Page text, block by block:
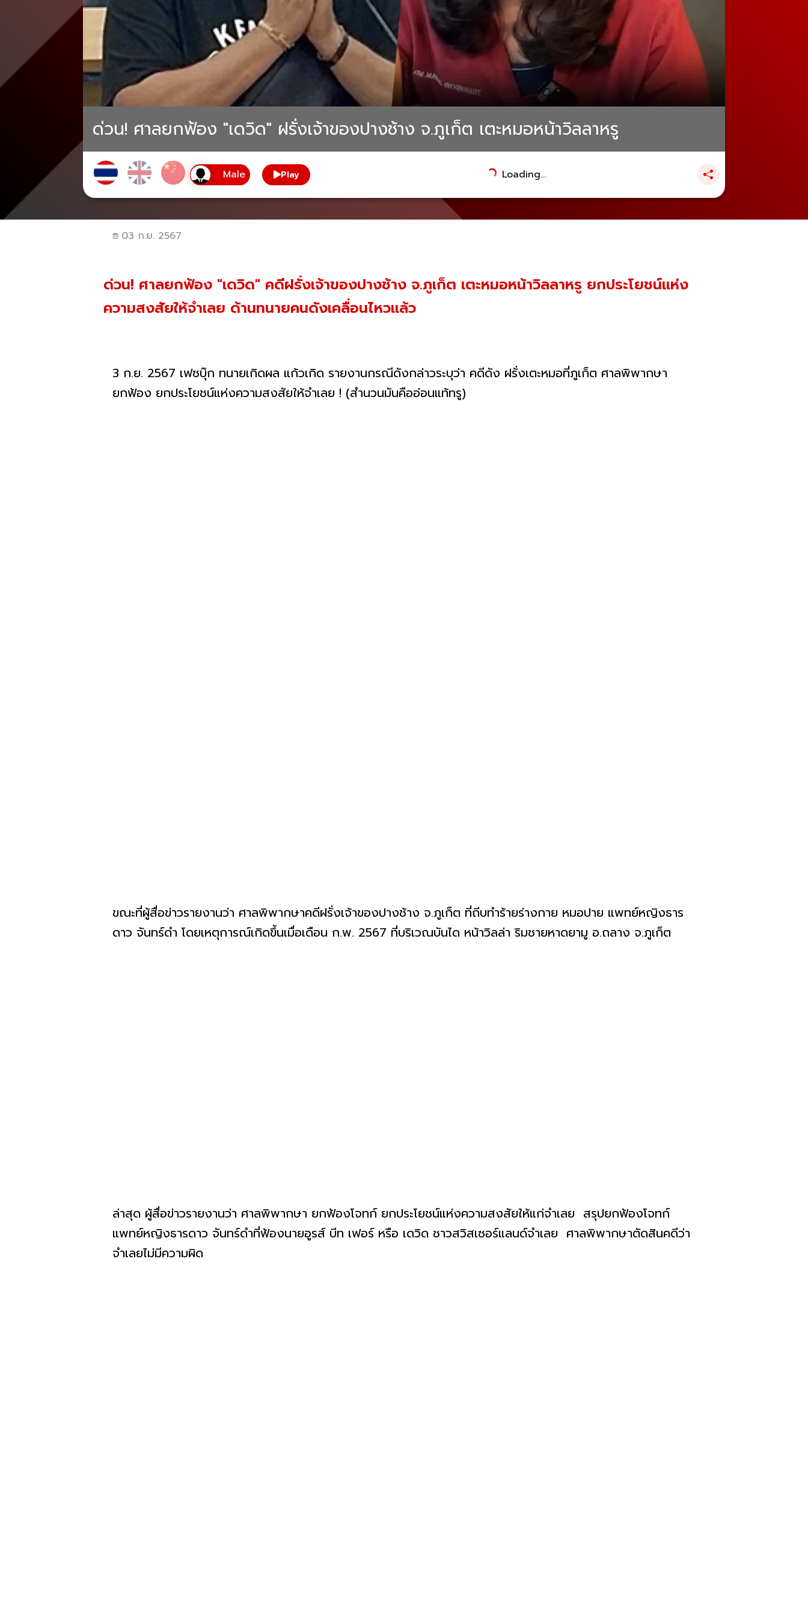
ด่วน! ศาลยกฟ้อง "เดวิด" ฝรั่งเจ้าของปางช้าง จ.ภูเก็ต เตะหมอหน้าวิลลาหรู
Play Loading...
03 ก.ย. 2567
ด่วน! ศาลยกฟ้อง "เดวิด" คดีฝรั่งเจ้าของปางช้าง จ.ภูเก็ต เตะหมอหน้าวิลลาหรู ยกประโยชน์แห่ง
ความสงสัยให้จำเลย ด้านทนายคนดังเคลื่อนไหวแล้ว
3 ก.ย. 2567 เฟซบุ๊ก ทนายเกิดผล แก้วเกิด รายงานกรณีดังกล่าวระบุว่า คดีดัง ฝรั่งเตะหมอที่ภูเก็ต ศาลพิพากษา
ยกฟ้อง ยกประโยชน์แห่งความสงสัยให้จำเลย ! (สำนวนมันคืออ่อนแท้ทรู)
ขณะที่ผู้สื่อข่าวรายงานว่า ศาลพิพากษาคดีฝรั่งเจ้าของปางช้าง จ.ภูเก็ต ที่ถีบทำร้ายร่างกาย หมอปาย แพทย์หญิงธาร
ดาว จันทร์ดำ โดยเหตุการณ์เกิดขึ้นเมื่อเดือน ก.พ. 2567 ที่บริเวณบันได หน้าวิลล่า ริมชายหาดยามู อ.ถลาง จ.ภูเก็ต
ล่าสุด ผู้สื่อข่าวรายงานว่า ศาลพิพากษา ยกฟ้องโจทก์ ยกประโยชน์แห่งความสงสัยให้แก่จำเลย สรุปยกฟ้องโจทก์
แพทย์หญิงธารดาว จันทร์ดำที่ฟ้องนายอูรส์ บีท เฟอร์ หรือ เดวิด ชาวสวิสเซอร์แลนด์จำเลย ศาลพิพากษาตัดสินคดีว่า
จำเลยไม่มีความผิด